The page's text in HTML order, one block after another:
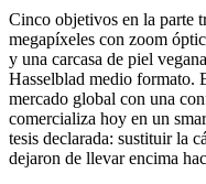
Cinco objetivos en la parte
megapíxeles con zoom
y una carcasa de piel
Hasselblad medio formato.
mercado global con una
comercializa hoy en un
tesis declarada: sustituir la
dejaron de llevar encima